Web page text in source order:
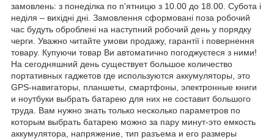
замовлень: з понеділка по п'ятницю з 10.00 до 18.00. Субота і
неділя – вихідні дні. Замовлення сформовані поза робочий
час будуть оброблені на наступний робочий день у порядку
черги. Уважно читайте умови продажу, гарантії і повернення
товару. Купуючи товар Ви автоматично погоджуєтеся з ними!
На сегодняшний день существует большое количество
портативных гаджетов где используются аккумуляторы, это
GPS-навигаторы, планшеты, смартфоны, электронные книги
и ноутбуки выбрать батарею для них не составит большого
труда. Вам нужно знать только несколько параметров по
которым выбрать батарею можно за пару минут-это емкость
аккумулятора, напряжение, тип разъема и его размеры